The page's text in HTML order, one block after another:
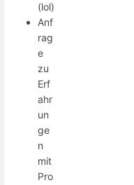
(lol)
Anf
rag
e
zu
Erf
ahr
un
ge
n
mit
Pro